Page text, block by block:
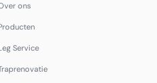
ons
Service